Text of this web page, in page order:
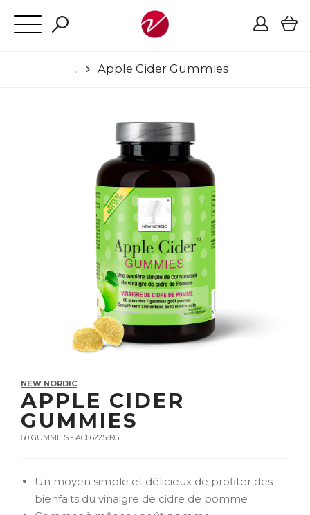
Apple Cider Gummies
NEW NORDIC
APPLE CIDER
GUMMIES
60 GUMMIES - ACL6225895
Un moyen simple et délicieux de profiter des
bienfaits du vinaigre de cidre de pomme